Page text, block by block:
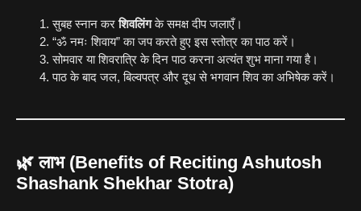
सुबह स्नान करशिवलिंगके समक्ष दीप जलाएँ।
“ॐ नमः शिवाय” का जप करते हुए इस स्तोत्र का पाठ करें।
सोमवार या शिवरात्रि के दिन पाठ करना अत्यंत शुभ माना गया है।
पाठ के बाद जल, बिल्वपत्र और दूध से भगवान शिव का अभिषेक करें।
🌿 लाभ (Benefits of Reciting Ashutosh
Shashank Shekhar Stotra)